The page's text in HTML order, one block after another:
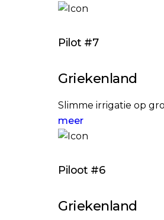
Pilot #7
Griekenland
Slimme irrigatie op
meer
Piloot #6
Griekenland